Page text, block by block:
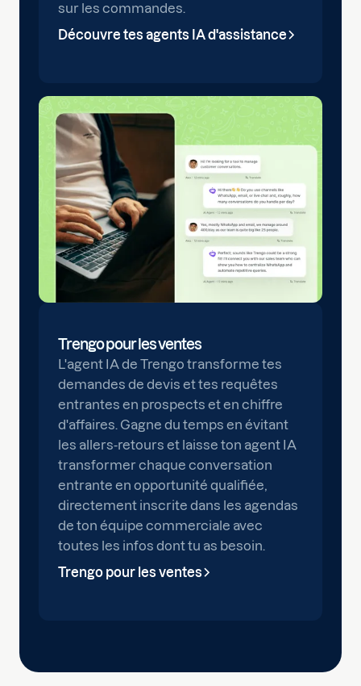
sur les commandes.
Découvre tes agents IA d'assistance
Trengo pour les ventes
L'agent IA de Trengo transforme tes
demandes de devis et tes requêtes
entrantes en prospects et en chiffre
d'affaires. Gagne du temps en évitant
les allers-retours et laisse ton agent IA
transformer chaque conversation
entrante en opportunité qualifiée,
directement inscrite dans les agendas
de ton équipe commerciale avec
toutes les infos dont tu as besoin.
Trengo pour les ventes